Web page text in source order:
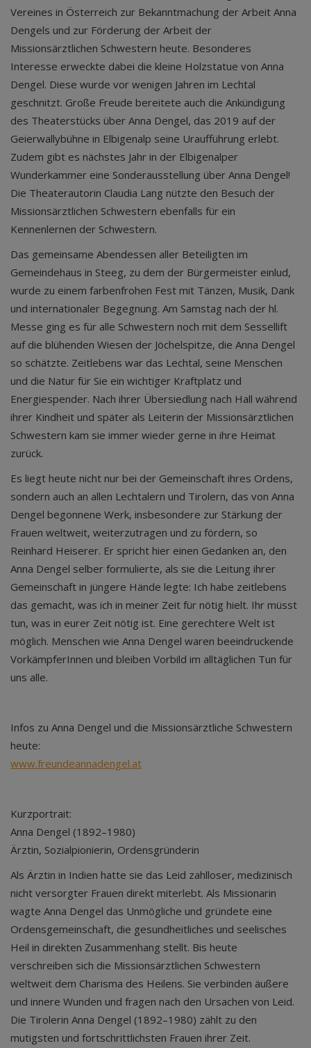
Vereines in Österreich zur Bekanntmachung der Arbeit Anna
Dengels und zur Förderung der Arbeit der
Missionsärztlichen Schwestern heute. Besonderes
Interesse erweckte dabei die kleine Holzstatue von Anna
Dengel. Diese wurde vor wenigen Jahren im Lechtal
geschnitzt. Große Freude bereitete auch die Ankündigung
des Theaterstücks über Anna Dengel, das 2019 auf der
Geierwallybühne in Elbigenalp seine Uraufführung erlebt.
Zudem gibt es nächstes Jahr in der Elbigenalper
Wunderkammer eine Sonderausstellung über Anna Dengel!
Die Theaterautorin Claudia Lang nützte den Besuch der
Missionsärztlichen Schwestern ebenfalls für ein
Kennenlernen der Schwestern.
Das gemeinsame Abendessen aller Beteiligten im
Gemeindehaus in Steeg, zu dem der Bürgermeister einlud,
wurde zu einem farbenfrohen Fest mit Tänzen, Musik, Dank
und internationaler Begegnung. Am Samstag nach der hl.
Messe ging es für alle Schwestern noch mit dem Sessellift
auf die blühenden Wiesen der Jöchelspitze, die Anna Dengel
so schätzte. Zeitlebens war das Lechtal, seine Menschen
und die Natur für Sie ein wichtiger Kraftplatz und
Energiespender. Nach ihrer Übersiedlung nach Hall während
ihrer Kindheit und später als Leiterin der Missionsärztlichen
Schwestern kam sie immer wieder gerne in ihre Heimat
zurück.
Es liegt heute nicht nur bei der Gemeinschaft ihres Ordens,
sondern auch an allen Lechtalern und Tirolern, das von Anna
Dengel begonnene Werk, insbesondere zur Stärkung der
Frauen weltweit, weiterzutragen und zu fördern, so
Reinhard Heiserer. Er spricht hier einen Gedanken an, den
Anna Dengel selber formulierte, als sie die Leitung ihrer
Gemeinschaft in jüngere Hände legte: Ich habe zeitlebens
das gemacht, was ich in meiner Zeit für nötig hielt. Ihr müsst
tun, was in eurer Zeit nötig ist. Eine gerechtere Welt ist
möglich. Menschen wie Anna Dengel waren beeindruckende
VorkämpferInnen und bleiben Vorbild im alltäglichen Tun für
uns alle.
Infos zu Anna Dengel und die Missionsärztliche Schwestern
heute:
www.freundeannadengel.at
Kurzportrait:
Anna Dengel (1892–1980)
Ärztin, Sozialpionierin, Ordensgründerin
Als Ärztin in Indien hatte sie das Leid zahlloser, medizinisch
nicht versorgter Frauen direkt miterlebt. Als Missionarin
wagte Anna Dengel das Unmögliche und gründete eine
Ordensgemeinschaft, die gesundheitliches und seelisches
Heil in direkten Zusammenhang stellt. Bis heute
verschreiben sich die Missionsärztlichen Schwestern
weltweit dem Charisma des Heilens. Sie verbinden äußere
und innere Wunden und fragen nach den Ursachen von Leid.
Die Tirolerin Anna Dengel (1892–1980) zählt zu den
mutigsten und fortschrittlichsten Frauen ihrer Zeit.